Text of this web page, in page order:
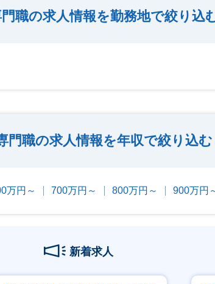
職の求人情報を勤務地で絞り込
門職の求人情報を年収で絞り込む
万円～ 700万円～ 800万円～ 900万円
新着求人